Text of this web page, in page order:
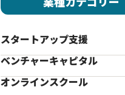
スタートアップ支援
ベンチャーキャピタル
オンラインスクール